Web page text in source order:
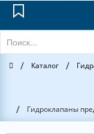
Главная
/ Каталог /
/ Гидроклапаны